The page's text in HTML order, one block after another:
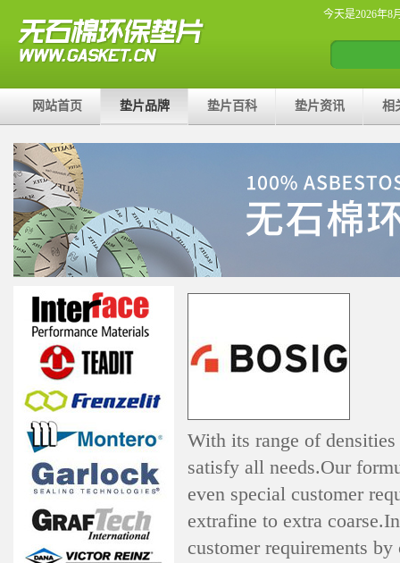
今天是2026年8
网站首页 垫片品牌 垫片百科 垫片资讯 相
With its range of
satisfy all needs.Our
even special customer
extrafine to extra
customer requirements